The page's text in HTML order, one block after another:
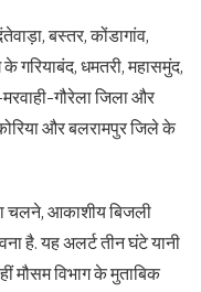
बस्तर, कोंडागांव,
गरियाबंद, धमतरी, महासमुंद,
गौरेला जिला और
और बलरामपुर जिले के
चलने, आकाशीय बिजली
है. यह अलर्ट तीन घंटे यानी
मौसम विभाग के मुताबिक